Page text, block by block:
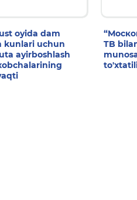
oyida dam
kunlari uchun
ayirboshlash
TB